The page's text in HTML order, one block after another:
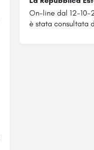
On-line dal 12-10-
è stata consultata